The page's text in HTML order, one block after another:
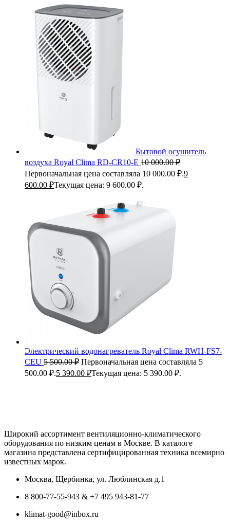
Бытовой осушитель
воздуха Royal Clima RD-CR10-E 10 000.00₽
Первоначальная цена составляла 10 000.00 ₽.9
600.00 ₽Текущая цена: 9 600.00 ₽.
Электрический водонагреватель Royal Clima RWH-FS7-
CEU 5 500.00₽ Первоначальная цена составляла 5
500.00 ₽.5 390.00 ₽Текущая цена: 5 390.00 ₽.
Широкий ассортимент вентиляционно-климатического
оборудования по низким ценам в Москве. В каталоге
магазина представлена сертифицированная техника всемирно
известных марок.
Москва, Щербинка, ул. Люблинская д.1
8 800-77-55-943 & +7 495 943-81-77
klimat-good@inbox.ru